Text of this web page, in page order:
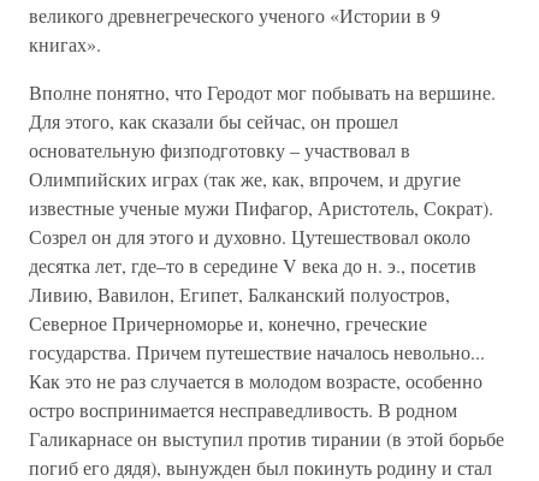
великого древнегреческого ученого «Истории в 9
книгах».
Вполне понятно, что Геродот мог побывать на вершине.
Для этого, как сказали бы сейчас, он прошел
основательную физподготовку – участвовал в
Олимпийских играх (так же, как, впрочем, и другие
известные ученые мужи Пифагор, Аристотель, Сократ).
Созрел он для этого и духовно. Цутешествовал около
десятка лет, где–то в середине V века до н. э., посетив
Ливию, Вавилон, Египет, Балканский полуостров,
Северное Причерноморье и, конечно, греческие
государства. Причем путешествие началось невольно...
Как это не раз случается в молодом возрасте, особенно
остро воспринимается несправедливость. В родном
Галикарнасе он выступил против тирании (в этой борьбе
погиб его дядя), вынужден был покинуть родину и стал